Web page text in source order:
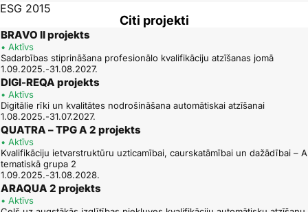
ESG 2015
30.05.2017.
Pašnovērtējuma ziņojums
11.05.2017.
13.04.2017.
21.02.2017.
15.02.2017.
08.02.2017.
31.01.2017.
21.12.2016.
07.12.2016.
06.10.2016.
Citi projekti
BRAVO II projekts
• Aktīvs
Sadarbības stiprināšana profesionālo kvalifikāciju atzīšanas jomā
1.09.2025.-31.08.2027.
DIGI-REQA projekts
• Aktīvs
Digitālie rīki un kvalitātes nodrošināšana automātiskai atzīšanai
1.08.2025.-31.07.2027.
QUATRA – TPG A 2 projekts
• Aktīvs
Kvalifikāciju ietvarstruktūru uzticamībai, caurskatāmībai un dažādībai – A
tematiskā grupa 2
1.09.2025.-31.08.2028.
ARAQUA 2 projekts
• Aktīvs